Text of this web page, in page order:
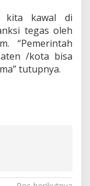
kita kawal di
tegas oleh
“Pemerintah
/kota bisa
tutupnya.